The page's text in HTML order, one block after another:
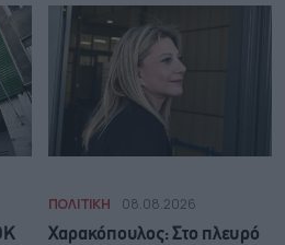
ΠΟΛΙΤΙΚΗ 08.08.2026
Χαρακόπουλος: Στο πλευρό